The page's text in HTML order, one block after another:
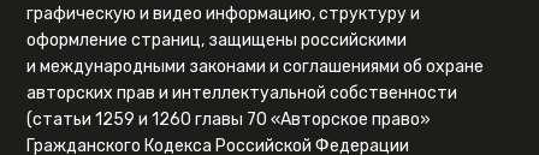
графическую и видео информацию, структуру и
оформление страниц, защищены российскими
и международными законами и соглашениями об охране
авторских прав и интеллектуальной собственности
(статьи 1259 и 1260 главы 70 «Авторское право»
Гражданского Кодекса Российской Федерации